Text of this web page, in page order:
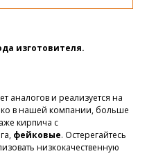
изготовителя.
и реализуется на
в нашей компании, больше
кирпича с
фейковые. Остерегайтесь
низкокачественную